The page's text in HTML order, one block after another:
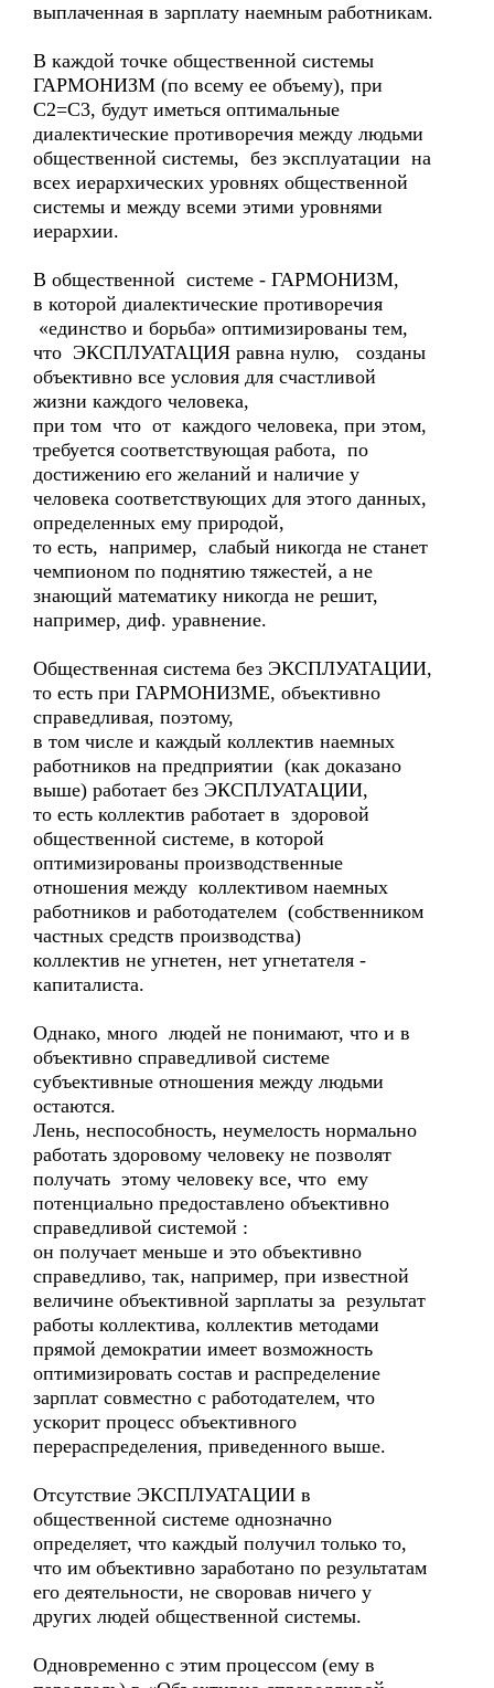
выплаченная в зарплату наемным работникам.
В каждой точке общественной системы
ГАРМОНИЗМ (по всему ее объему), при
С2=С3, будут иметься оптимальные
диалектические противоречия между людьми
общественной системы, без эксплуатации на
всех иерархических уровнях общественной
системы и между всеми этими уровнями
иерархии.
В общественной системе - ГАРМОНИЗМ,
в которой диалектические противоречия
«единство и борьба» оптимизированы тем,
что ЭКСПЛУАТАЦИЯ равна нулю, созданы
объективно все условия для счастливой
жизни каждого человека,
при том что от каждого человека, при этом,
требуется соответствующая работа, по
достижению его желаний и наличие у
человека соответствующих для этого данных,
определенных ему природой,
то есть, например, слабый никогда не станет
чемпионом по поднятию тяжестей, а не
знающий математику никогда не решит,
например, диф. уравнение.
Общественная система без ЭКСПЛУАТАЦИИ,
то есть при ГАРМОНИЗМЕ, объективно
справедливая, поэтому,
в том числе и каждый коллектив наемных
работников на предприятии (как доказано
выше) работает без ЭКСПЛУАТАЦИИ,
то есть коллектив работает в здоровой
общественной системе, в которой
оптимизированы производственные
отношения между коллективом наемных
работников и работодателем (собственником
частных средств производства)
коллектив не угнетен, нет угнетателя -
капиталиста.
Однако, много людей не понимают, что и в
объективно справедливой системе
субъективные отношения между людьми
остаются.
Лень, неспособность, неумелость нормально
работать здоровому человеку не позволят
получать этому человеку все, что ему
потенциально предоставлено объективно
справедливой системой :
он получает меньше и это объективно
справедливо, так, например, при известной
величине объективной зарплаты за результат
работы коллектива, коллектив методами
прямой демократии имеет возможность
оптимизировать состав и распределение
зарплат совместно с работодателем, что
ускорит процесс объективного
перераспределения, приведенного выше.
Отсутствие ЭКСПЛУАТАЦИИ в
общественной системе однозначно
определяет, что каждый получил только то,
что им объективно заработано по результатам
его деятельности, не своровав ничего у
других людей общественной системы.
Одновременно с этим процессом (ему в